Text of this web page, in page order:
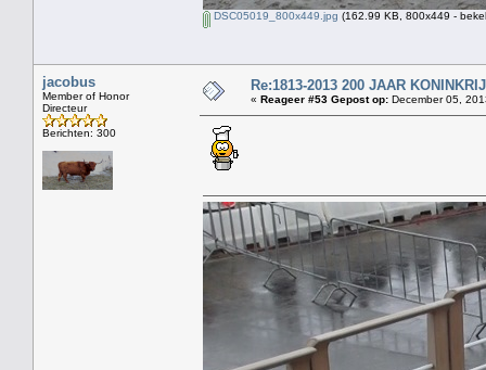
DSC05019_800x449.jpg (162.99 KB, 800x449 -
jacobus
Member of Honor
Directeur
Berichten: 300
Re:1813-2013 200 JAAR
« Reageer #53 Gepost op: December 05,